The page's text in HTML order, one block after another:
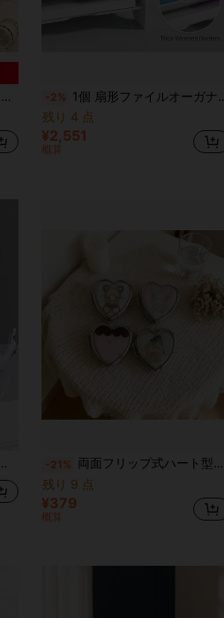
-2% 1個 扇形ファイルオーガナイザー、多層デスクトップファイル収納ラック、ファイルオーガナイザー&クリエイティブ収納ラック、オフィス用品、学生、教師、スタッフに適しています、新学期、学校用品、秋学期、大学寮、ホームオフィス
残り 4 点
¥2,551
概算
-21% 両面フリップ式ハート型ティン製スマホケース、様々なキャラクターデザイン、パステルスイートスタイル、見た目、旅行、オフィス、または学校バッグに最適、小物用仕切り付き、新学期シーズン
残り 9 点
¥379
概算